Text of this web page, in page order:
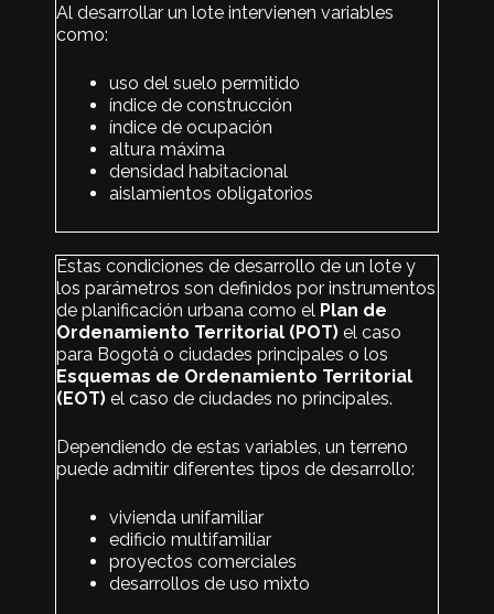
Al desarrollar un lote intervienen variables
como:
uso del suelo permitido
índice de construcción
índice de ocupación
altura máxima
densidad habitacional
aislamientos obligatorios
Estas condiciones de desarrollo de un lote y
los parámetros son definidos por instrumentos
de planificación urbana como el Plan de
Ordenamiento Territorial (POT) el caso
para Bogotá o ciudades principales o los
Esquemas de Ordenamiento Territorial
(EOT) el caso de ciudades no principales.
Dependiendo de estas variables, un terreno
puede admitir diferentes tipos de desarrollo:
vivienda unifamiliar
edificio multifamiliar
proyectos comerciales
desarrollos de uso mixto